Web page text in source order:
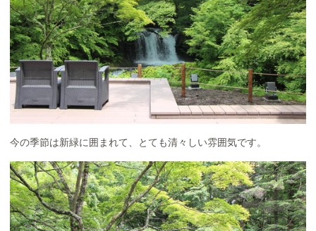
今の季節は新緑に囲まれて、とても清々しい雰囲気です。